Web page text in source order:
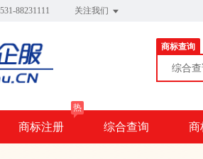
88231111 关注我们
商标查询
综合
商标注册
热
综合查询 商